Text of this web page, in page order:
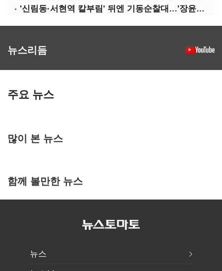
'신림동·서현역 칼부림' 뒤엔 기동순찰대…'장윤기 은폐·조작' 후엔 내부비리수사대
뉴스리듬
주요 뉴스
많이 본 뉴스
함께 볼만한 뉴스
뉴스